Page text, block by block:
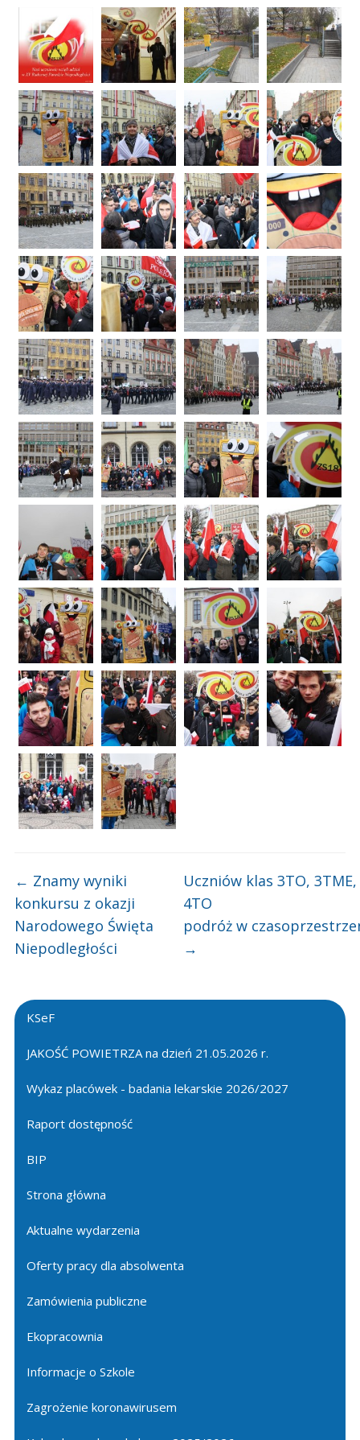
KSeF
JAKOŚĆ POWIETRZA na dzień 21.05.2026 r.
Wykaz placówek - badania lekarskie 2026/2027
Raport dostępność
BIP
Strona główna
Aktualne wydarzenia
Oferty pracy dla absolwenta
Zamówienia publiczne
Ekopracownia
Informacje o Szkole
Zagrożenie koronawirusem
← Znamy wyniki
konkursu z okazji
Narodowego Święta
Niepodległości
Uczniów klas 3TO, 3TME,
4TO
podróż w
→